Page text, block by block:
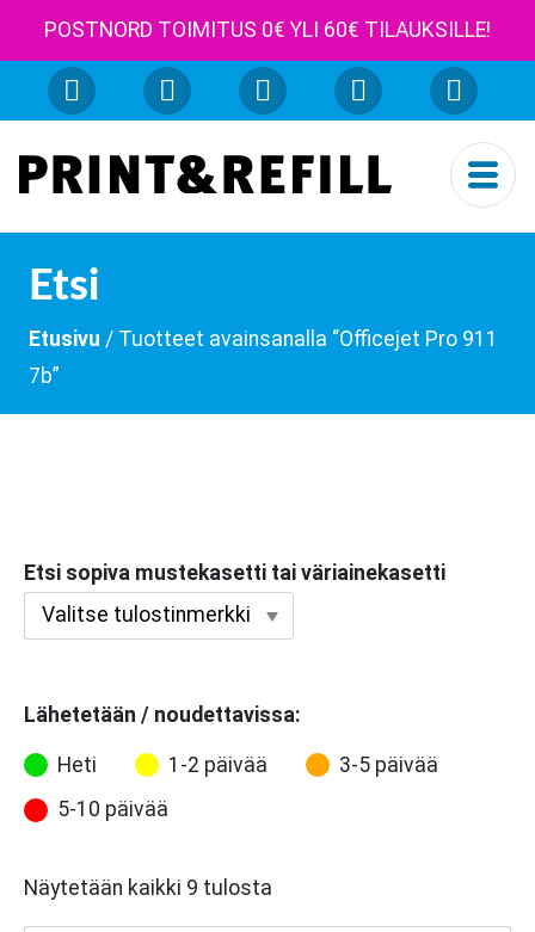
POSTNORD TOIMITUS 0€ YLI 60€ TILAUKSILLE!
Etsi
Etusivu / Tuotteet avainsanalla “Officejet Pro 911
7b”
Etsi sopiva mustekasetti tai väriainekasetti
Lähetetään / noudettavissa:
Heti 1-2 päivää
3-5 päivää
5-10 päivää
Näytetään kaikki 9 tulosta